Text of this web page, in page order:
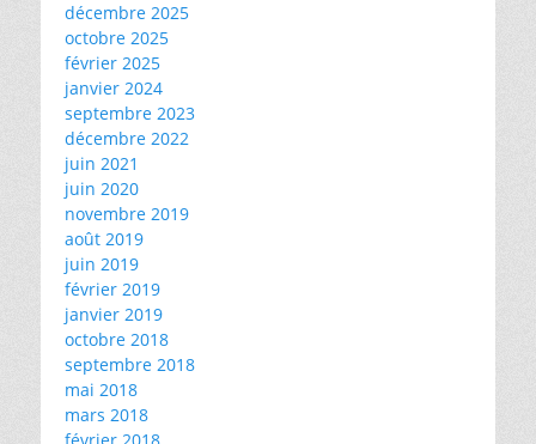
décembre 2025
octobre 2025
février 2025
janvier 2024
septembre 2023
décembre 2022
juin 2021
juin 2020
novembre 2019
août 2019
juin 2019
février 2019
janvier 2019
octobre 2018
septembre 2018
mai 2018
mars 2018